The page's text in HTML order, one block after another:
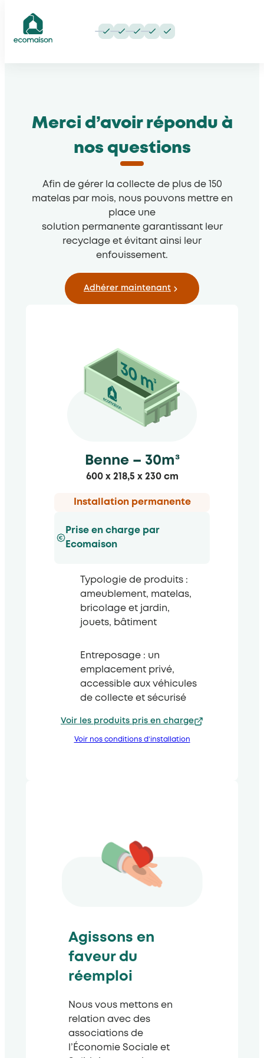
Aller
au
Merci d’avoir répondu à
nos questions
Afin de gérer la collecte de plus de 150
matelas par mois, nous pouvons mettre en
place une
solution permanente garantissant leur
recyclage et évitant ainsi leur
enfouissement.
Adhérer maintenant
Benne – 30m³
600 x 218,5 x 230 cm
Installation permanente
Prise en charge par
Ecomaison
Typologie de produits :
ameublement, matelas,
bricolage et jardin,
jouets, bâtiment
Entreposage : un
emplacement privé,
accessible aux véhicules
de collecte et sécurisé
Voir les produits pris en charge
Voir nos conditions d’installation
Agissons en
faveur du
réemploi
Nous vous mettons en
relation avec des
associations de
l’Économie Sociale et